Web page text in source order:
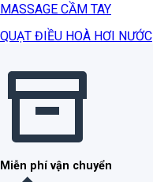
MASSAGE CẦM TAY
QUẠT ĐIỀU HOÀ HƠI NƯỚC
Miễn phí vận chuyển